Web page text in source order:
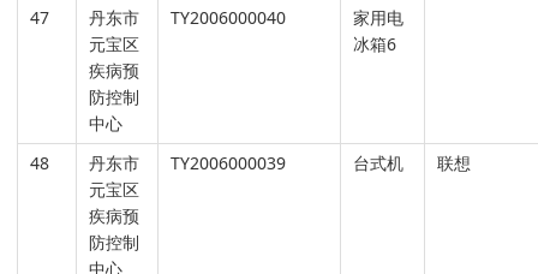
47
丹东市
元宝区
疾病预
防控制
中心
TY2006000040
家用电
冰箱6
48
丹东市
元宝区
疾病预
防控制
中心
TY2006000039 台式机 联想